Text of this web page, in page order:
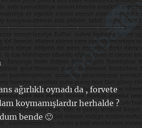
ağırlıklı oynadı da , forvete
koymamışlardır herhalde ?
bende 🙂